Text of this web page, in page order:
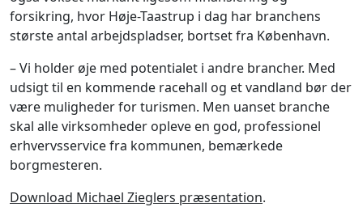
forsikring, hvor Høje-Taastrup i dag har branchens
største antal arbejdspladser, bortset fra København.
– Vi holder øje med potentialet i andre brancher. Med
udsigt til en kommende racehall og et vandland bør der
være muligheder for turismen. Men uanset branche
skal alle virksomheder opleve en god, professionel
erhvervsservice fra kommunen, bemærkede
borgmesteren.
Download Michael Zieglers præsentation.